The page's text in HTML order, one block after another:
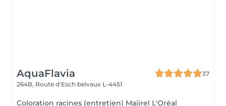
AquaFlavia
37
264B, Route d'Esch belvaux L-4451
Coloration racines (entretien) Majirel L'Oréal